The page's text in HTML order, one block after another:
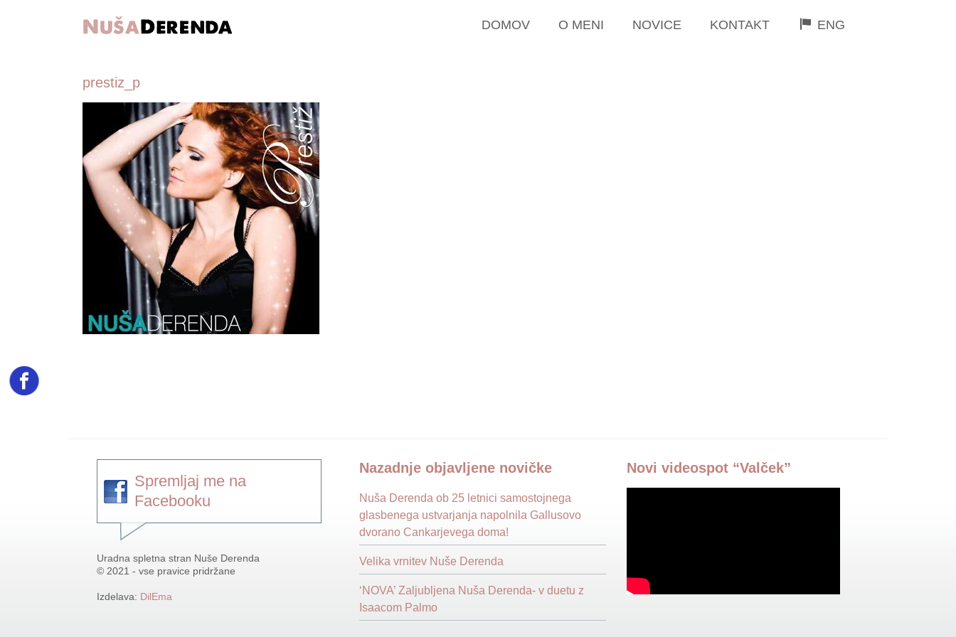
DOMOV O MENI NOVICE KONTAKT ENG
prestiz_p
Nazadnje objavljene novičke
Nuša Derenda ob 25 letnici samostojnega
glasbenega ustvarjanja napolnila Gallusovo
dvorano Cankarjevega doma!
Velika vrnitev Nuše Derenda
‘NOVA’ Zaljubljena Nuša Derenda- v duetu z
Isaacom Palmo
Novi videospot “Valček”
Spremljaj me na
Facebooku
Uradna spletna stran Nuše Derenda
© 2021 - vse pravice pridržane
Izdelava: DilEma